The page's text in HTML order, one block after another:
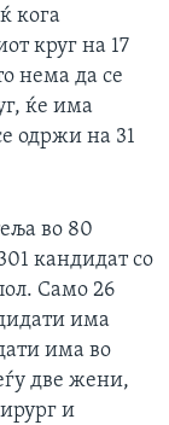
кога
круг на 17
нема да се
ќе има
одржи на 31
во 80
кандидат со
Само 26
има
има во
две жени,
и